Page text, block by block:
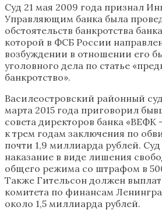
Суд 21 мая 2009 года признал
Управляющим банка была
обстоятельств банкротства
которой в ФСБ России
возбуждении в отношении его
уголовного дела по статье
банкротство».
Василеостровский районный
марта 2015 года приговорил
совета директоров банка «ВЕФК
к трем годам заключения по
почти 1,9 миллиарда рублей.
наказание в виде лишения
общего режима со штрафом в
Также Гительсон должен
комитета по финансам
около 1,5 миллиарда рублей.